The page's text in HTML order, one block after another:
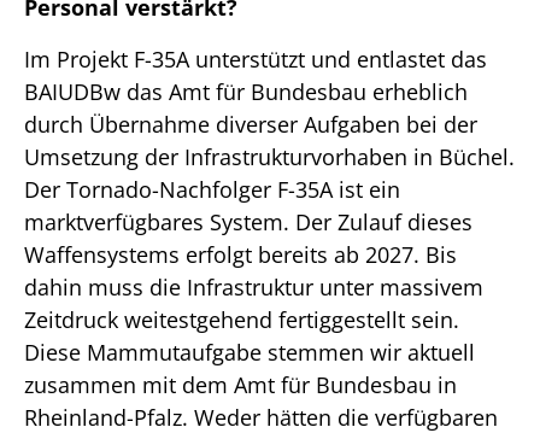
Personal verstärkt?
Im Projekt F-35A unterstützt und entlastet das
BAIUDBw das Amt für Bundesbau erheblich
durch Übernahme diverser Aufgaben bei der
Umsetzung der Infrastrukturvorhaben in Büchel.
Der Tornado-Nachfolger F-35A ist ein
marktverfügbares System. Der Zulauf dieses
Waffensystems erfolgt bereits ab 2027. Bis
dahin muss die Infrastruktur unter massivem
Zeitdruck weitestgehend fertiggestellt sein.
Diese Mammutaufgabe stemmen wir aktuell
zusammen mit dem Amt für Bundesbau in
Rheinland-Pfalz. Weder hätten die verfügbaren